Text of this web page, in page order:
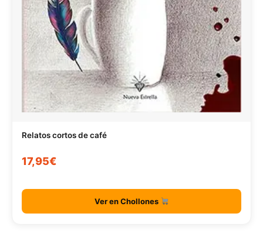
Relatos cortos de café
17,95€
Ver en Chollones